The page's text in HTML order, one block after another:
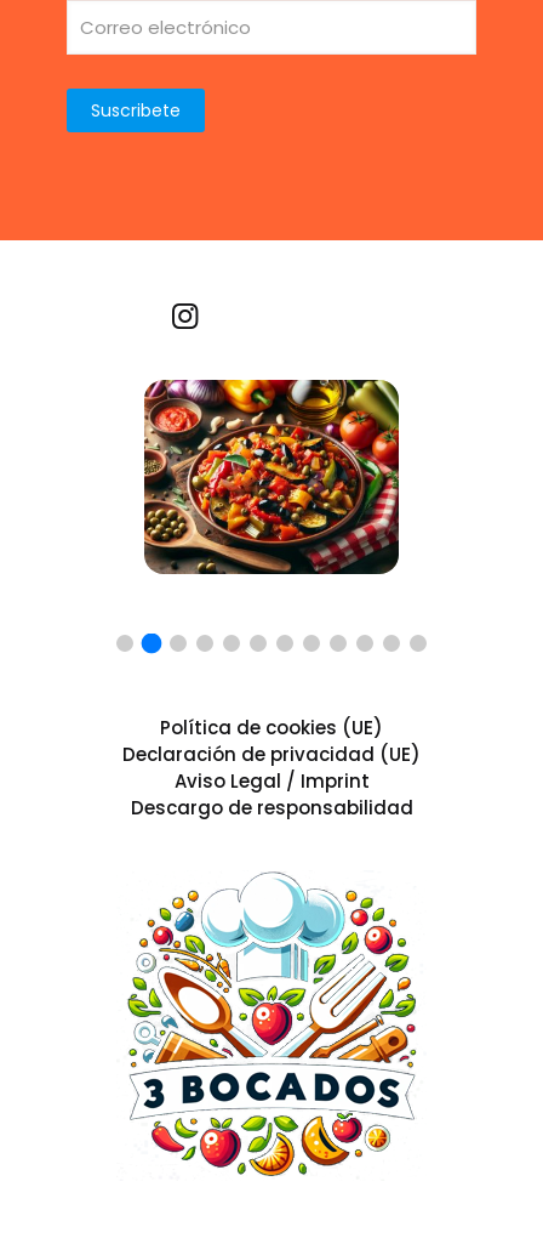
Política de cookies (UE)
Declaración de privacidad (UE)
Aviso Legal / Imprint
Descargo de responsabilidad